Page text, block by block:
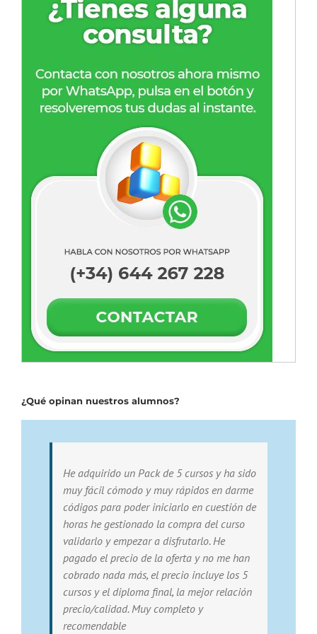
¿Qué opinan nuestros alumnos?
He adquirido un Pack de 5 cursos y ha sido
muy fácil cómodo y muy rápidos en darme
códigos para poder iniciarlo en cuestión de
horas he gestionado la compra del curso
validarlo y empezar a disfrutarlo. He
pagado el precio de la oferta y no me han
cobrado nada más, el precio incluye los 5
cursos y el diploma final, la mejor relación
precio/calidad. Muy completo y
recomendable